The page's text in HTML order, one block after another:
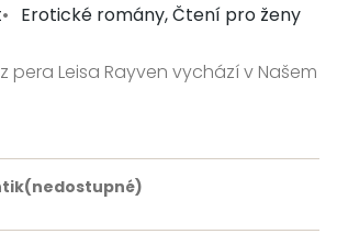
Erotické romány, Čtení pro ženy
pera Leisa Rayven vychází v Našem
(nedostupné)